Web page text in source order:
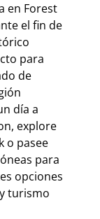
en Forest
el fin de
para
de
día a
explore
o pasee
para
opciones
turismo